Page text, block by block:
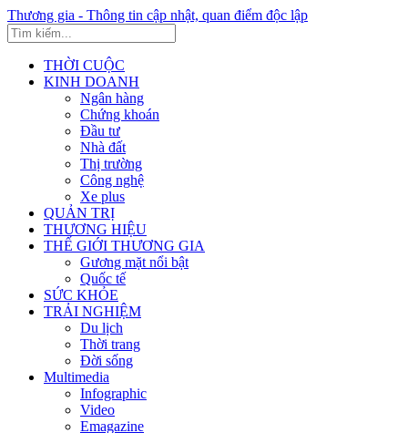
Thương gia - Thông tin cập nhật, quan điểm độc lập
THỜI CUỘC
KINH DOANH
Ngân hàng
Chứng khoán
Đầu tư
Nhà đất
Thị trường
Công nghệ
Xe plus
QUẢN TRỊ
THƯƠNG HIỆU
THẾ GIỚI THƯƠNG GIA
Gương mặt nổi bật
Quốc tế
SỨC KHỎE
TRẢI NGHIỆM
Du lịch
Thời trang
Đời sống
Multimedia
Infographic
Video
Emagazine